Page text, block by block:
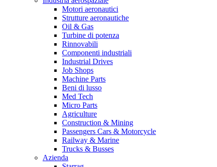
Motori aeronautici
Strutture aeronautiche
Oil & Gas
Turbine di potenza
Rinnovabili
Componenti industriali
Industrial Drives
Job Shops
Machine Parts
Beni di lusso
Med Tech
Micro Parts
Agriculture
Construction & Mining
Passengers Cars & Motorcycle
Railway & Marine
Trucks & Busses
Azienda